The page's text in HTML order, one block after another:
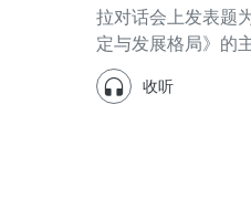
拉对话会上发表题
定与发展格局》的
收听